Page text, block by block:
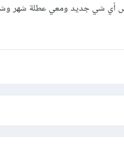
أي شي جديد ومعي عطلة شهر